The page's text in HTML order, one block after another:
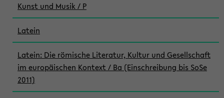
Kunst und Musik / P
Latein
Latein: Die römische Literatur, Kultur und Gesellschaft
im europäischen Kontext / Ba (Einschreibung bis SoSe
2011)